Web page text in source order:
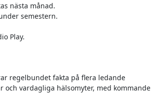
nästa månad.
semestern.
Play.
regelbundet fakta på flera ledande
vardagliga hälsomyter, med kommande